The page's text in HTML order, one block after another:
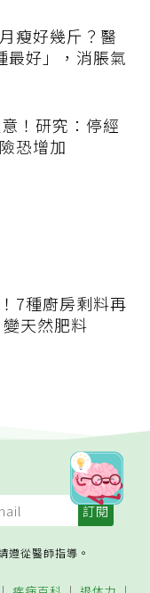
瘦好幾斤？醫
最好」，消脹氣
！研究：停經
恐增加
7種廚房剩料再
天然肥料
遵從醫師指導。